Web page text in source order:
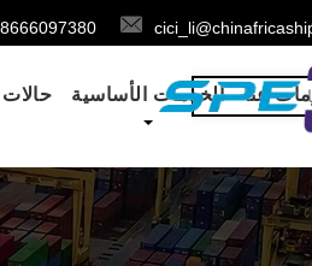
عنا الخدمات الأساسية